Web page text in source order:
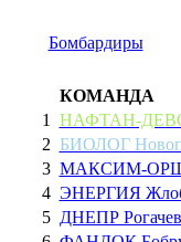
Бомбардиры
КОМАНДА
1
НАФТАН-
2 БИОЛОГ
3 МАКСИМ-
4 ЭНЕРГИЯ
5 ДНЕПР Рогачев